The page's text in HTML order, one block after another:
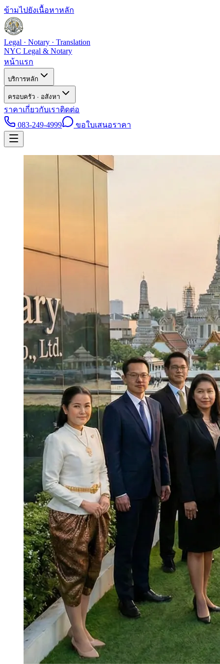
ข้ามไปยังเนื้อหาหลัก
Legal · Notary · Translation
NYC Legal & Notary
หน้าแรก
บริการหลัก
ครอบครัว · อสังหา
ราคาเกี่ยวกับเราติดต่อ
083-249-4999
ขอใบเสนอราคา